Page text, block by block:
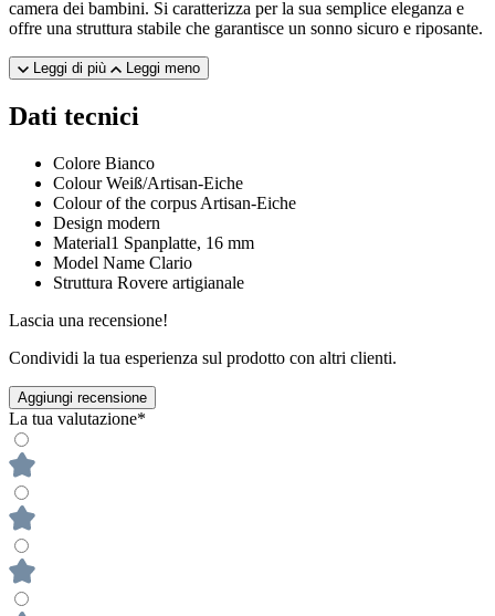
camera dei bambini. Si caratterizza per la sua semplice eleganza e
offre una struttura stabile che garantisce un sonno sicuro e riposante.
Leggi di più Leggi meno
Dati tecnici
Colore Bianco
Colour Weiß/Artisan-Eiche
Colour of the corpus Artisan-Eiche
Design modern
Material1 Spanplatte, 16 mm
Model Name Clario
Struttura Rovere artigianale
Lascia una recensione!
Condividi la tua esperienza sul prodotto con altri clienti.
Aggiungi recensione
La tua valutazione*